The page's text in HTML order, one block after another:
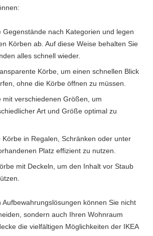
Gegenstände nach Kategorien und legen
Körben ab. Auf diese Weise behalten Sie
alles schnell wieder.
Körbe, um einen schnellen Blick
ohne die Körbe öffnen zu müssen.
mit verschiedenen Größen, um
Art und Größe optimal zu
Körbe in Regalen, Schränken oder unter
Platz effizient zu nutzen.
mit Deckeln, um den Inhalt vor Staub
Aufbewahrungslösungen können Sie nicht
sondern auch Ihren Wohnraum
die vielfältigen Möglichkeiten der IKEA